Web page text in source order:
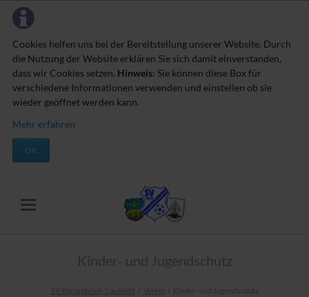
Cookies helfen uns bei der Bereitstellung unserer Website. Durch
die Nutzung der Website erklären Sie sich damit einverstanden,
dass wir Cookies setzen. Hinweis: Sie können diese Box für
verschiedene Informationen verwenden und einstellen ob sie
wieder geöffnet werden kann.
Mehr erfahren
OK
Kinder- und Jugendschutz
SV Königsbrück-Laußnitz Verein Kinder- und Jugendschutz